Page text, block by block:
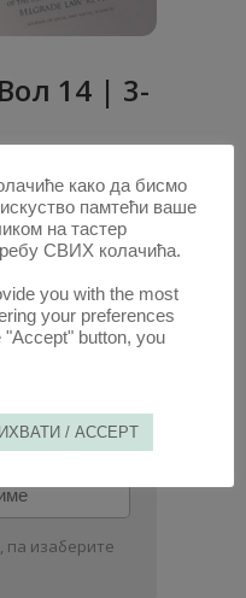
14 | 3-
свесци
/
па изаберите
како да бисмо
памтећи ваше
на тастер
СВИХ колачића.
you with the most
your preferences
button, you
/ ACCEPT